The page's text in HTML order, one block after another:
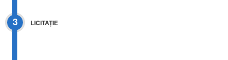
3 LICITAŢIE